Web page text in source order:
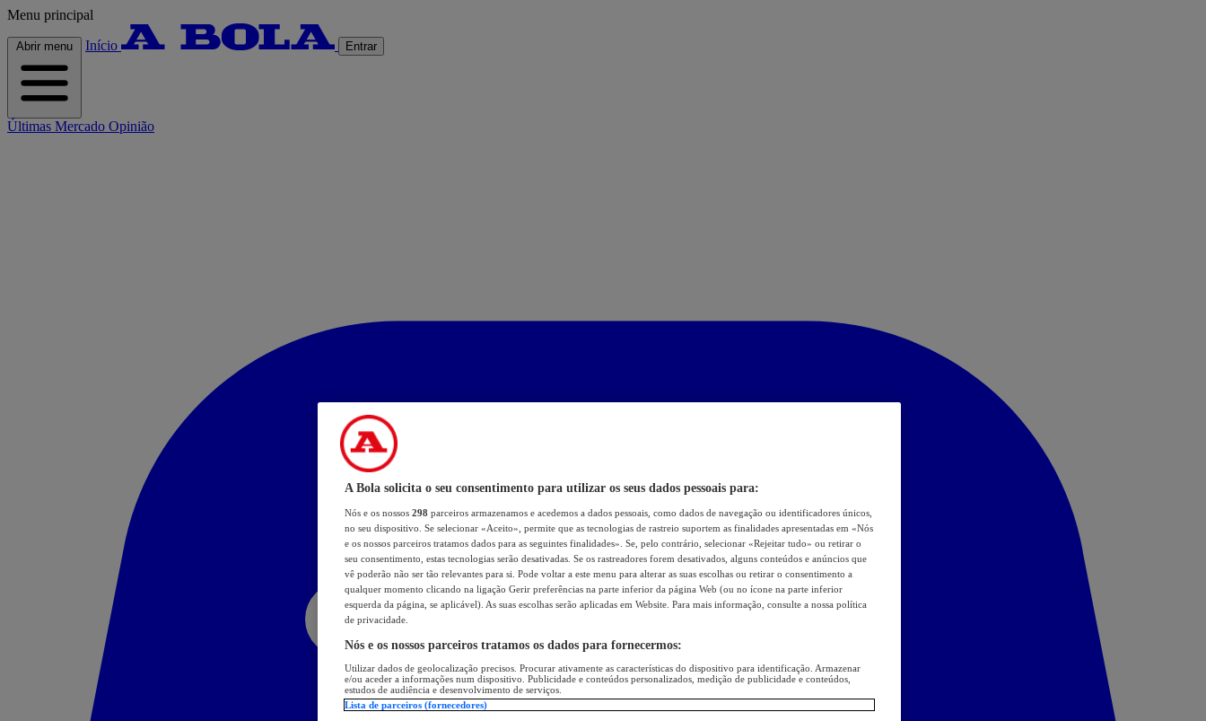
Menu principal
Abrir menu Início Entrar
Últimas Mercado Opinião
A Bola solicita o seu consentimento para utilizar os seus dados pessoais para:
Nós e os nossos 298 parceiros armazenamos e acedemos a dados pessoais, como dados de navegação ou identificadores únicos,
no seu dispositivo. Se selecionar «Aceito», permite que as tecnologias de rastreio suportem as finalidades apresentadas em «Nós
e os nossos parceiros tratamos dados para as seguintes finalidades». Se, pelo contrário, selecionar «Rejeitar tudo» ou retirar o
seu consentimento, estas tecnologias serão desativadas. Se os rastreadores forem desativados, alguns conteúdos e anúncios que
vê poderão não ser tão relevantes para si. Pode voltar a este menu para alterar as suas escolhas ou retirar o consentimento a
qualquer momento clicando na ligação Gerir preferências na parte inferior da página Web (ou no ícone na parte inferior
esquerda da página, se aplicável). As suas escolhas serão aplicadas em Website. Para mais informação, consulte a nossa política
de privacidade.
Nós e os nossos parceiros tratamos os dados para fornecermos:
Utilizar dados de geolocalização precisos. Procurar ativamente as características do dispositivo para identificação. Armazenar
e/ou aceder a informações num dispositivo. Publicidade e conteúdos personalizados, medição de publicidade e conteúdos,
estudos de audiência e desenvolvimento de serviços.
Lista de parceiros (fornecedores)